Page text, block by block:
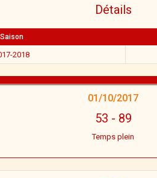
Détails
Saison
2018
01/10/2017
53 - 89
Temps plein